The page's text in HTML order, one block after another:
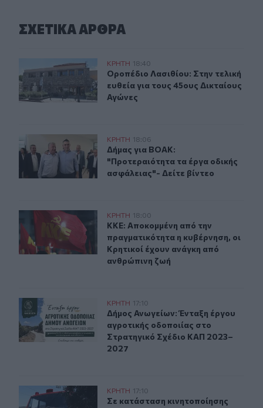
ΣΧΕΤΙΚA AΡΘΡΑ
Οροπέδιο Λασιθίου: Στην τελική ευθεία για τους 45ους
ΚΡΗΤΗ 18:40
Οροπέδιο Λασιθίου: Στην τελική
Οροπέδιο Λασιθίου: Στην τελική
ευθεία για τους 45ους Δικταίους
Αγώνες
Δήμας για ΒΟΑΚ: "Προτεραιότητα τα έργα οδικής
ΚΡΗΤΗ 18:06
Δήμας για ΒΟΑΚ: "Προτεραιότητα
Δήμας για ΒΟΑΚ:
"Προτεραιότητα τα έργα οδικής
ασφάλειας"- Δείτε βίντεο
ΚΚΕ: Αποκομμένη από την πραγματικότητα η
ΚΡΗΤΗ 18:00
ΚΚΕ: Αποκομμένη από την
ΚΚΕ: Αποκομμένη από την
πραγματικότητα η κυβέρνηση, οι
Κρητικοί έχουν ανάγκη από
ανθρώπινη ζωή
Δήμος Ανωγείων: Ένταξη έργου αγροτικής οδοποιίας
ΚΡΗΤΗ 17:10
Δήμος Ανωγείων: Ένταξη έργου
Δήμος Ανωγείων: Ένταξη έργου
αγροτικής οδοποιίας στο
Στρατηγικό Σχέδιο ΚΑΠ 2023–
2027
Σε κατάσταση κινητοποίησης αύριο Σάββατο η Κρήτη
ΚΡΗΤΗ 17:10
Σε κατάσταση κινητοποίησης
Σε κατάσταση κινητοποίησης